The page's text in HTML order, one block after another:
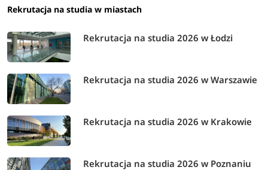
Rekrutacja na studia w miastach
Rekrutacja na studia 2026 w Łodzi
Rekrutacja na studia 2026 w Warszawie
Rekrutacja na studia 2026 w Krakowie
Rekrutacja na studia 2026 w Poznaniu